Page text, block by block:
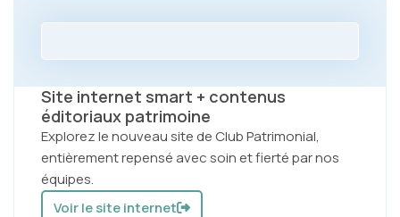
Site internet smart + contenus
éditoriaux patrimoine
Explorez le nouveau site de Club Patrimonial,
entièrement repensé avec soin et fierté par nos
équipes.
Voir le site internet